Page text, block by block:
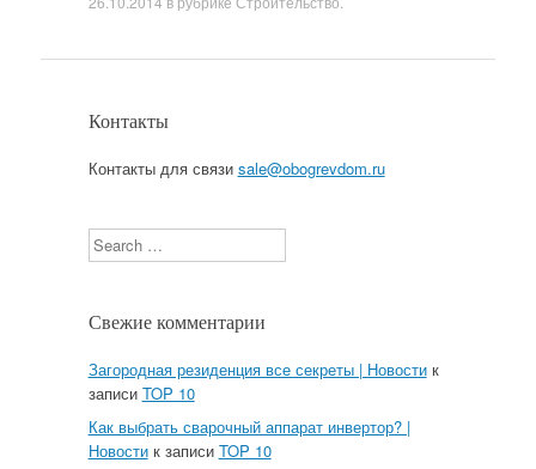
Контакты
Контакты для связи sale@obogrevdom.ru
Search
Свежие комментарии
Загородная резиденция все секреты | Новостик
записи TOP 10
Как выбрать сварочный аппарат инвертор? |
Новостик записи TOP 10